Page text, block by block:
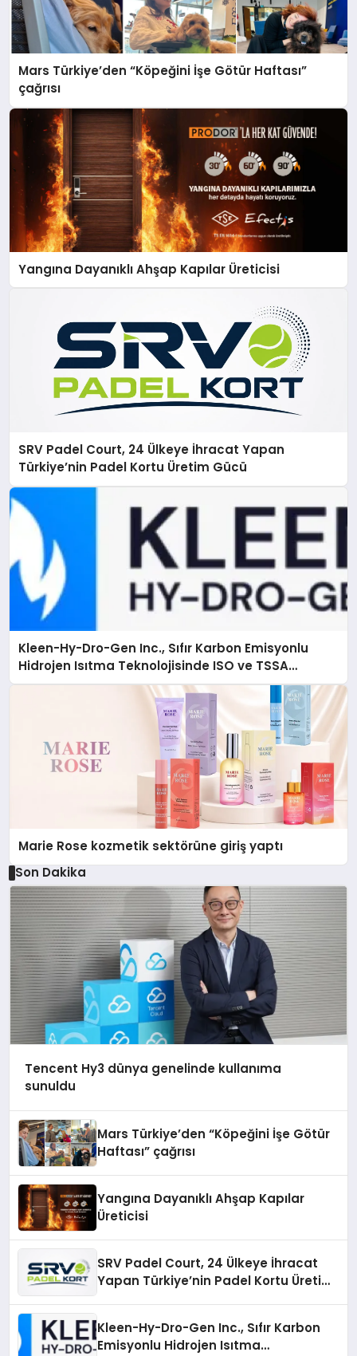
Mars Türkiye’den “Köpeğini İşe Götür Haftası”
çağrısı
Yangına Dayanıklı Ahşap Kapılar Üreticisi
SRV Padel Court, 24 Ülkeye İhracat Yapan
Türkiye’nin Padel Kortu Üretim Gücü
Kleen-Hy-Dro-Gen Inc., Sıfır Karbon Emisyonlu
Hidrojen Isıtma Teknolojisinde ISO ve TSSA
Düzenleyici Onaylarını Aldı
Marie Rose kozmetik sektörüne giriş yaptı
Son Dakika
Tencent Hy3 dünya genelinde kullanıma
sunuldu
Mars Türkiye’den “Köpeğini İşe Götür
Haftası” çağrısı
Yangına Dayanıklı Ahşap Kapılar
Üreticisi
SRV Padel Court, 24 Ülkeye İhracat
Yapan Türkiye’nin Padel Kortu Üretim
Kleen-Hy-Dro-Gen Inc., Sıfır Karbon
Emisyonlu Hidrojen Isıtma